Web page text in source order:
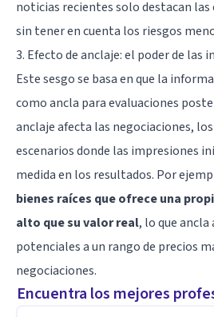
noticias recientes solo destacan
sin tener en cuenta los riesgos
3. Efecto de anclaje: el poder de las
Este sesgo se basa en que la
como ancla para evaluaciones
anclaje afecta las negociaciones,
escenarios donde las impresiones
medida en los resultados. Por
bienes raíces que ofrece una
alto que su valor real, lo que
potenciales a un rango de precios
negociaciones.
Encuentra los mejores